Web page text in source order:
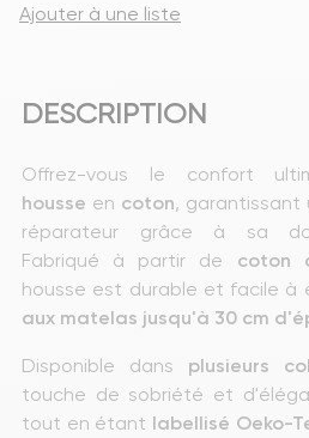
Ajouter à une liste
DESCRIPTION
Offrez-vous le confort
housse en coton, garantissant
réparateur grâce à sa
Fabriqué à partir de coton
housse est durable et facile à
aux matelas jusqu'à 30 cm
Disponible dans plusieurs
touche de sobriété et
tout en étant labellisé Oeko-